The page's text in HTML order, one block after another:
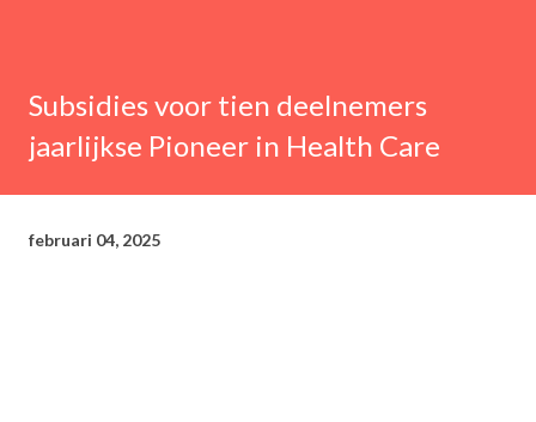
Subsidies voor tien deelnemers
jaarlijkse Pioneer in Health Care
februari 04, 2025